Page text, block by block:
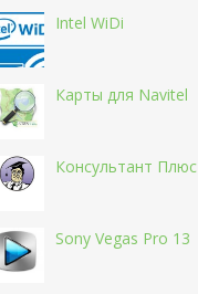
Intel WiDi
Карты для Navitel
Консультант Плюс
Sony Vegas Pro 13